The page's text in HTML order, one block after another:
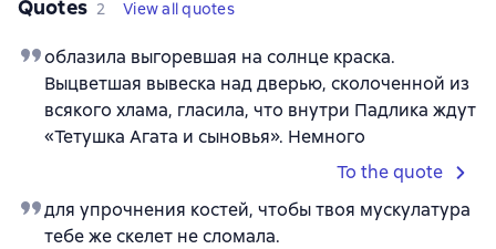
Quotes 2 View all quotes
облазила выгоревшая на солнце краска.
Выцветшая вывеска над дверью, сколоченной из
всякого хлама, гласила, что внутри Падлика ждут
«Тетушка Агата и сыновья». Немного
To the quote
для упрочнения костей, чтобы твоя мускулатура
тебе же скелет не сломала.